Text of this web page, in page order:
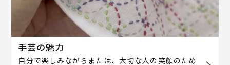
手芸の魅力
自分で楽しみながらまたは、大切な人の笑顔のため